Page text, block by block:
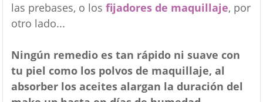
las prebases, o los fijadores de maquillaje, por
otro lado...
Ningún remedio es tan rápido ni suave con
tu piel como los polvos de maquillaje, al
absorber los aceites alargan la duración del